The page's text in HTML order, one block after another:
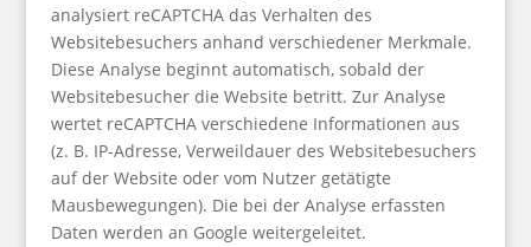
analysiert reCAPTCHA das Verhalten des
Websitebesuchers anhand verschiedener Merkmale.
Diese Analyse beginnt automatisch, sobald der
Websitebesucher die Website betritt. Zur Analyse
wertet reCAPTCHA verschiedene Informationen aus
(z. B. IP-Adresse, Verweildauer des Websitebesuchers
auf der Website oder vom Nutzer getätigte
Mausbewegungen). Die bei der Analyse erfassten
Daten werden an Google weitergeleitet.